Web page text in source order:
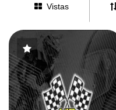
Vistas